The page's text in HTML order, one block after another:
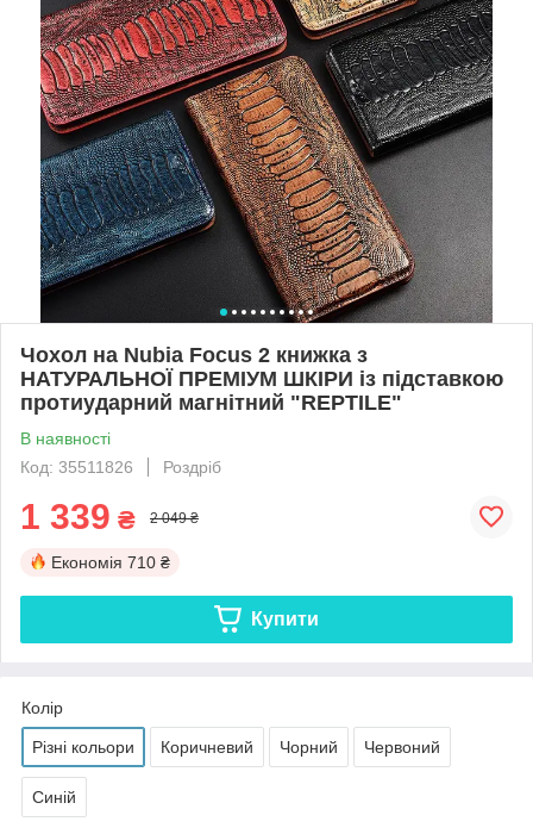
Чохол на Nubia Focus 2 книжка з
НАТУРАЛЬНОЇ ПРЕМІУМ ШКІРИ із підставкою
протиударний магнітний "REPTILE"
В наявності
Код: 35511826
Роздріб
1 339 ₴ 2 049 ₴
Економія 710 ₴
Купити
Колір
Різні кольори Коричневий Чорний Червоний
Синій